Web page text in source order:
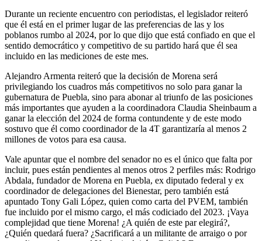
Durante un reciente encuentro con periodistas, el legislador reiteró
que él está en el primer lugar de las preferencias de las y los
poblanos rumbo al 2024, por lo que dijo que está confiado en que el
sentido democrático y competitivo de su partido hará que él sea
incluido en las mediciones de este mes.
Alejandro Armenta reiteró que la decisión de Morena será
privilegiando los cuadros más competitivos no solo para ganar la
gubernatura de Puebla, sino para abonar al triunfo de las posiciones
más importantes que ayuden a la coordinadora Claudia Sheinbaum a
ganar la elección del 2024 de forma contundente y de este modo
sostuvo que él como coordinador de la 4T garantizaría al menos 2
millones de votos para esa causa.
Vale apuntar que el nombre del senador no es el único que falta por
incluir, pues están pendientes al menos otros 2 perfiles más: Rodrigo
Abdala, fundador de Morena en Puebla, ex diputado federal y ex
coordinador de delegaciones del Bienestar, pero también está
apuntado Tony Gali López, quien como carta del PVEM, también
fue incluido por el mismo cargo, el más codiciado del 2023. ¡Vaya
complejidad que tiene Morena! ¿A quién de este par elegirá?,
¿Quién quedará fuera? ¿Sacrificará a un militante de arraigo o por